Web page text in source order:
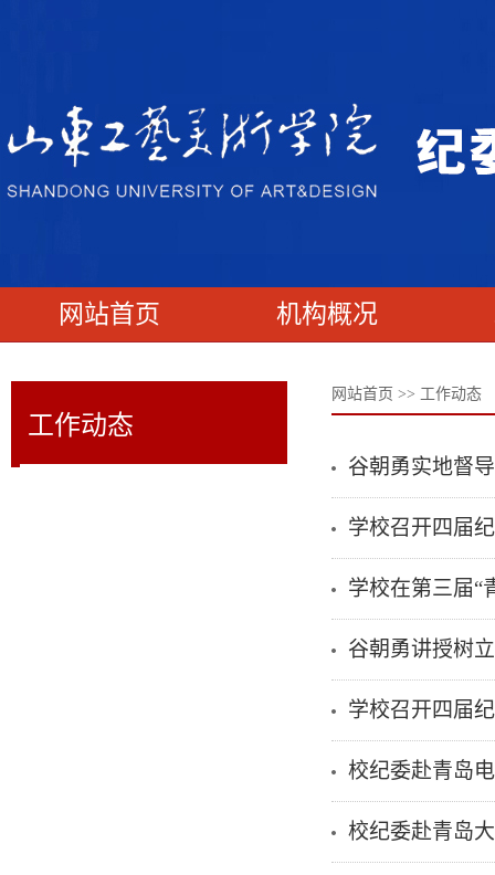
网站首页 机构概况
工作动态
网站首页 >> 工作动态
谷朝勇实地督
学校召开四届
学校在第三届“
谷朝勇讲授树
学校召开四届
校纪委赴青岛
校纪委赴青岛